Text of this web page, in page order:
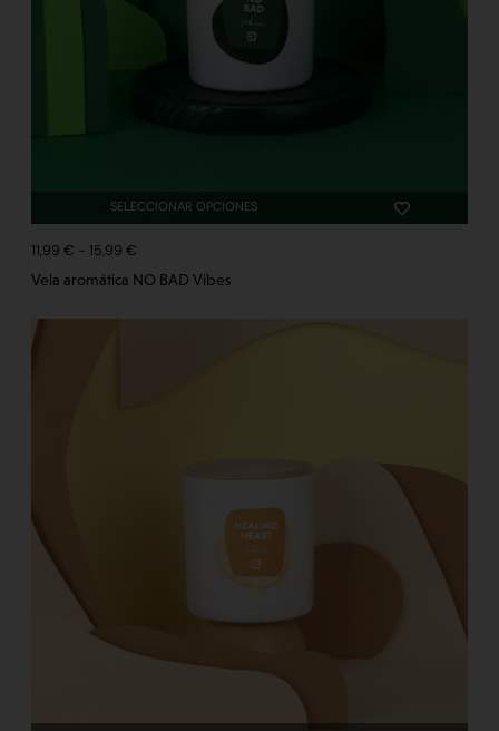
SELECCIONAR OPCIONES
Vela aromática NO BAD Vibes
11,99 € - 15,99 €